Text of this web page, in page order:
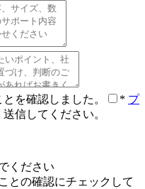
を確認しました。 * プ
信してください。
ください
との確認にチェックして